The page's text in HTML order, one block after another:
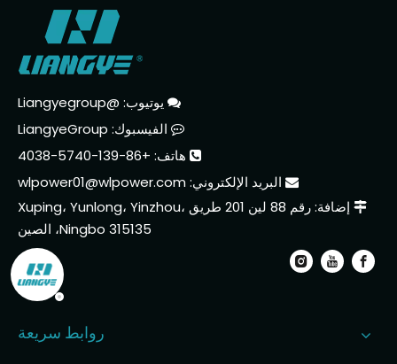
 يوتيوب: @Liangyegroup
 الفيسبوك: LiangyeGroup
 هاتف: +86-139-5740-4038
 البريد الإلكتروني: wlpower01@wlpower.com

إضافة: رقم 88 لين 201 طريق Xuping، Yunlong، Yinzhou،
Ningbo 315135، الصين
روابط سريعة